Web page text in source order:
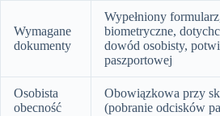
Wymagane
dokumenty
Wypełniony
biometryczne,
dowód osobisty,
paszportowej
Osobista
obecność
Obowiązkowa przy
(pobranie odcisków